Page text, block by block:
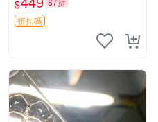
原裝帶盒
$
折扣碼